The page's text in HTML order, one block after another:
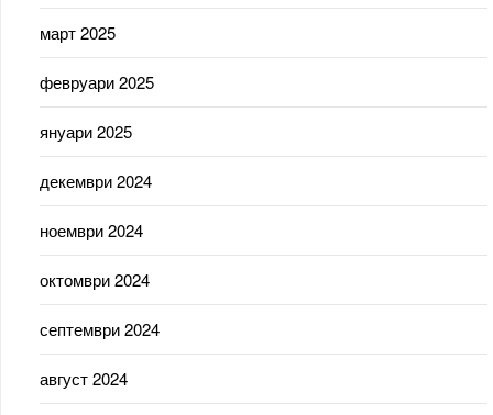
март 2025
февруари 2025
януари 2025
декември 2024
ноември 2024
октомври 2024
септември 2024
август 2024